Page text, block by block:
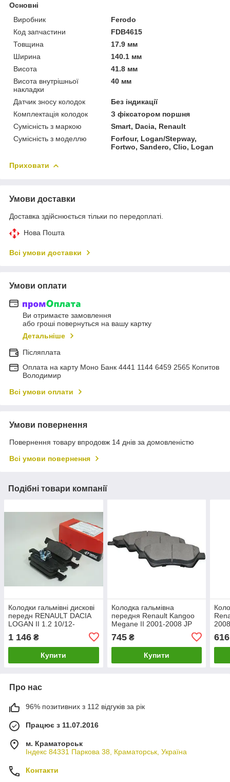
Основні
Виробник
Ferodo
Код запчастини
FDB4615
Товщина
17.9 мм
Ширина
140.1 мм
Висота
41.8 мм
Висота внутрішньої
накладки
40 мм
Датчик зносу колодок
Без індикації
Комплектація колодок
З фіксатором поршня
Сумісність з маркою
Smart, Dacia, Renault
Сумісність з моделлю
Forfour, Logan/Stepway,
Fortwo, Sandero, Clio, Logan
Приховати
Умови доставки
Доставка здійснюється тільки по передоплаті.
Нова Пошта
Всі умови доставки
Умови оплати
Ви отримаєте замовлення
або гроші повернуться на вашу картку
Детальніше
Післяплата
Оплата на карту Моно Банк 4441 1144 6459 2565 Копитов
Володимир
Всі умови оплати
Умови повернення
Повернення товару впродовж 14 днів за домовленістю
Всі умови повернення
Подібні товари компанії
Колодки гальмівні дискові
передн RENAULT DACIA
LOGAN II 1.2 10/12-
1 146 ₴
Купити
Колодка гальмівна
передня Renault Kangoo
Megane II 2001-2008 JP
745₴
Купити
616
Про нас
96% позитивних з 112 відгуків за рік
Працює з 11.07.2016
м. Краматорськ
Індекс 84331 Паркова 38, Краматорськ, Україна
Контакти